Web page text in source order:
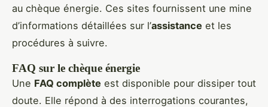
au chèque énergie. Ces sites fournissent une mine
d’informations détaillées sur l’assistance et les
procédures à suivre.
FAQ sur le chèque énergie
Une FAQ complète est disponible pour dissiper tout
doute. Elle répond à des interrogations courantes,